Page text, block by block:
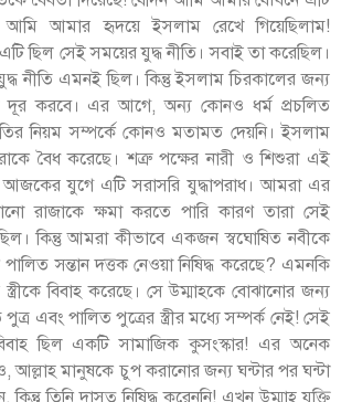
আমি আমার হৃদয়ে ইসলাম রেখে গিয়েছিলাম!
ছিল সেই সময়ের যুদ্ধ নীতি। সবাই তা করেছিল।
নীতি এমনই ছিল। কিন্তু ইসলাম চিরকালের জন্য
দূর করবে। এর আগে, অন্য কোনও ধর্ম প্রচলিত
নিয়ম সম্পর্কে কোনও মতামত দেয়নি। ইসলাম
বৈধ করেছে। শত্রু পক্ষের নারী ও শিশুরা এই
আজকের যুগে এটি সরাসরি যুদ্ধাপরাধ। আমরা এর
রাজাকে ক্ষমা করতে পারি কারণ তারা সেই
কিন্তু আমরা কীভাবে একজন স্বঘোষিত নবীকে
সন্তান দত্তক নেওয়া নিষিদ্ধ করেছে? এমনকি
বিবাহ করেছে। সে উম্মাহকে বোঝানোর জন্য
পুত্র এবং পালিত পুত্রের স্ত্রীর মধ্যে সম্পর্ক নেই! সেই
ছিল একটি সামাজিক কুসংস্কার! এর অনেক
আল্লাহ মানুষকে চুপ করানোর জন্য ঘন্টার পর ঘন্টা
তিনি দাসত্ব নিষিদ্ধ করেননি! এখন উম্মাহ যুক্তি